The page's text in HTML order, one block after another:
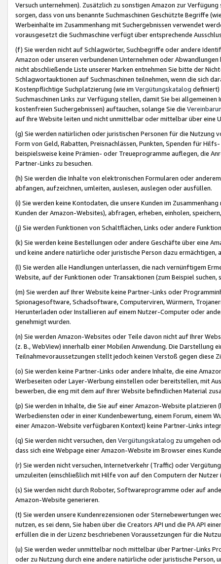
Versuch unternehmen). Zusätzlich zu sonstigen Amazon zur
sorgen, dass von uns benannte Suchmaschinen Geschützte Begriffe
Werbeinhalte im Zusammenhang mit Suchergebnissen verwendet
vorausgesetzt die Suchmaschine verfügt über entsprechende
(f) Sie werden nicht auf Schlagwörter, Suchbegriffe oder andere
Amazon oder unseren verbundenen Unternehmen oder
nicht abschließende Liste unserer Marken entnehmen Sie bitte der
Schlagwortauktionen auf Suchmaschinen teilnehmen, wenn die sich
Kostenpflichtige Suchplatzierung (wie im Vergütungskatalog definiert)
Suchmaschinen Links zur Verfügung stellen, damit Sie bei
kostenfreien Suchergebnissen) auftauchen, solange Sie die
auf Ihre Website leiten und nicht unmittelbar oder mittelbar über eine
(g) Sie werden natürlichen oder juristischen Personen für die Nutzung
Form von Geld, Rabatten, Preisnachlässen, Punkten, Spenden für
beispielsweise keine Prämien- oder Treueprogramme auflegen, die
Partner-Links zu besuchen.
(h) Sie werden die Inhalte von elektronischen Formularen oder
abfangen, aufzeichnen, umleiten, auslesen, auslegen oder ausfüllen.
(i) Sie werden keine Kontodaten, die unsere Kunden im
Kunden der Amazon-Websites), abfragen, erheben, einholen,
(j) Sie werden Funktionen von Schaltflächen, Links oder andere
(k) Sie werden keine Bestellungen oder andere Geschäfte über eine
und keine andere natürliche oder juristische Person dazu
(l) Sie werden alle Handlungen unterlassen, die nach vernünftigem
Website, auf der Funktionen oder Transaktionen (zum Beispiel
(m) Sie werden auf Ihrer Website keine Partner-Links oder
Spionagesoftware, Schadsoftware, Computerviren, Würmern,
Herunterladen oder Installieren auf einem Nutzer-Computer oder
genehmigt wurden.
(n) Sie werden Amazon-Websites oder Teile davon nicht auf Ihrer
(z. B., WebView) innerhalb einer Mobilen Anwendung. Die Darstellung
Teilnahmevoraussetzungen stellt jedoch keinen Verstoß gegen diese
(o) Sie werden keine Partner-Links oder andere Inhalte, die eine
Werbeseiten oder Layer-Werbung einstellen oder bereitstellen, mit
bewerben, die eng mit dem auf Ihrer Website befindlichen Material
(p) Sie werden in Inhalte, die Sie auf einer Amazon-Website
Werbediensten oder in einer Kundenbewertung, einem Forum, einem
einer Amazon-Website verfügbaren Kontext) keine Partner-Links
(q) Sie werden nicht versuchen, den Vergütungskatalog zu umgehen
dass sich eine Webpage einer Amazon-Website im Browser eines
(r) Sie werden nicht versuchen, Internetverkehr (Traffic) oder
umzuleiten (einschließlich mit Hilfe von auf den Computern der
(s) Sie werden nicht durch Roboter, Softwareprogramme oder auf
Amazon-Website generieren.
(t) Sie werden unsere Kundenrezensionen oder Sternebewertungen
nutzen, es sei denn, Sie haben über die Creators API und die PA API
erfüllen die in der Lizenz beschriebenen Voraussetzungen für die
(u) Sie werden weder unmittelbar noch mittelbar über Partner-Links
oder zu Nutzung durch eine andere natürliche oder juristische